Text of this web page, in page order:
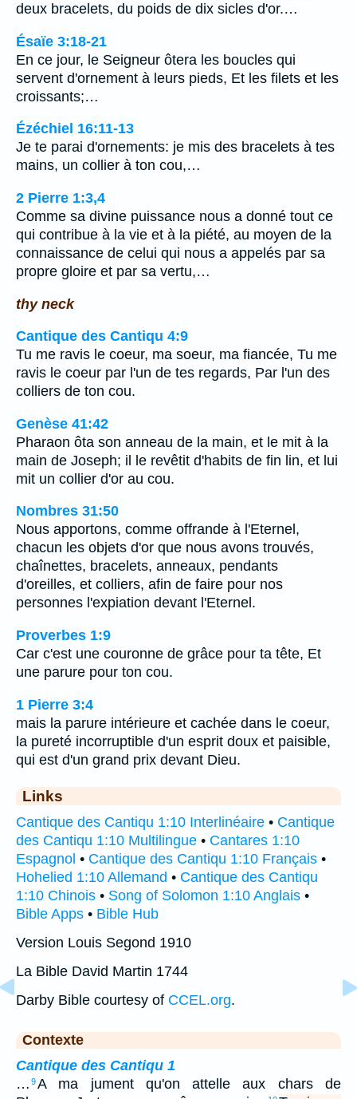
deux bracelets, du poids de dix sicles d'or.…
Ésaïe 3:18-21
En ce jour, le Seigneur ôtera les boucles qui
servent d'ornement à leurs pieds, Et les filets et les
croissants;…
Ézéchiel 16:11-13
Je te parai d'ornements: je mis des bracelets à tes
mains, un collier à ton cou,…
2 Pierre 1:3,4
Comme sa divine puissance nous a donné tout ce
qui contribue à la vie et à la piété, au moyen de la
connaissance de celui qui nous a appelés par sa
propre gloire et par sa vertu,…
thy neck
Cantique des Cantiqu 4:9
Tu me ravis le coeur, ma soeur, ma fiancée, Tu me
ravis le coeur par l'un de tes regards, Par l'un des
colliers de ton cou.
Genèse 41:42
Pharaon ôta son anneau de la main, et le mit à la
main de Joseph; il le revêtit d'habits de fin lin, et lui
mit un collier d'or au cou.
Nombres 31:50
Nous apportons, comme offrande à l'Eternel,
chacun les objets d'or que nous avons trouvés,
chaînettes, bracelets, anneaux, pendants
d'oreilles, et colliers, afin de faire pour nos
personnes l'expiation devant l'Eternel.
Proverbes 1:9
Car c'est une couronne de grâce pour ta tête, Et
une parure pour ton cou.
1 Pierre 3:4
mais la parure intérieure et cachée dans le coeur,
la pureté incorruptible d'un esprit doux et paisible,
qui est d'un grand prix devant Dieu.
Links
Cantique des Cantiqu 1:10 Interlinéaire • Cantique
des Cantiqu 1:10 Multilingue • Cantares 1:10
Espagnol • Cantique des Cantiqu 1:10 Français •
Hohelied 1:10 Allemand • Cantique des Cantiqu
1:10 Chinois • Song of Solomon 1:10 Anglais •
Bible Apps • Bible Hub
Version Louis Segond 1910
La Bible David Martin 1744
Darby Bible courtesy of CCEL.org.
Contexte
Cantique des Cantiqu 1
… 9A ma jument qu'on attelle aux chars de